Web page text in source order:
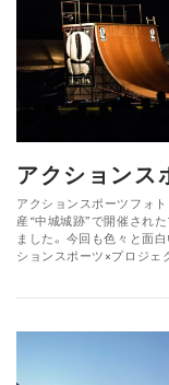
アクションス
アクションスポーツフォ
産“中城城跡”で開催され
ました。 今回も色々と面
ションスポーツ×プロジ